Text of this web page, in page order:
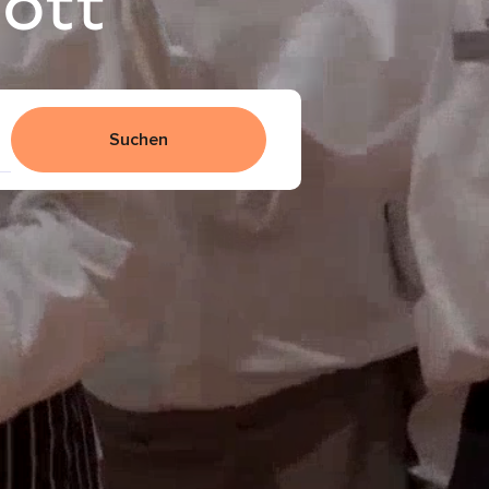
Suchen